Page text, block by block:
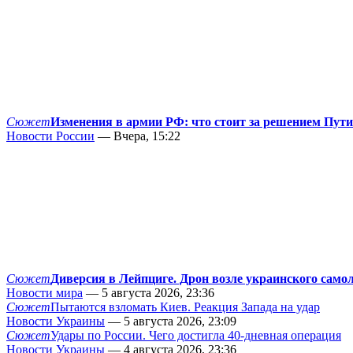
СюжетИзменения в армии РФ: что стоит за решением
Новости России — Вчера, 15:22
СюжетДиверсия в Лейпциге. Дрон возле украинского
Новости мира — 5 августа 2026, 23:36
СюжетПытаются взломать Киев. Реакция Запада на удар
Новости Украины — 5 августа 2026, 23:09
СюжетУдары по России. Чего достигла 40-дневная операция
Новости Украины — 4 августа 2026, 23:36